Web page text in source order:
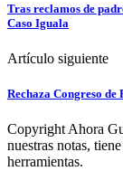
Tras reclamos de
Caso Iguala
Artículo siguiente
Rechaza Congreso
Copyright Ahora
nuestras notas,
herramientas.